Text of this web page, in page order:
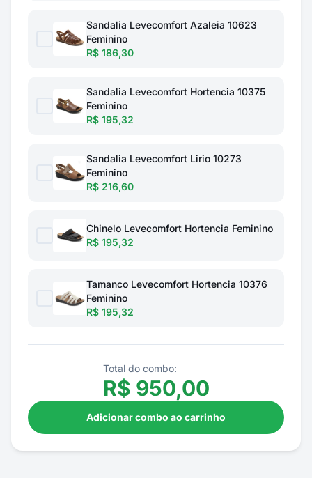
Sandalia Levecomfort Azaleia 10623
Feminino
R$ 186,30
Sandalia Levecomfort Hortencia 10375
Feminino
R$ 195,32
Sandalia Levecomfort Lirio 10273
Feminino
R$ 216,60
Chinelo Levecomfort Hortencia Feminino
R$ 195,32
Tamanco Levecomfort Hortencia 10376
Feminino
R$ 195,32
Total do combo:
R$ 950,00
Adicionar combo ao carrinho